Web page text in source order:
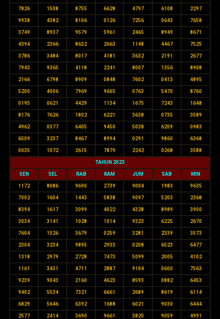
7826 1508 8755 6628 4797 6108 2297
9938 4382 8106 0126 7256 0643 7658
3749 8937 9579 5961 2465 8949 8671
4394 2366 8632 2663 1148 4467 7525
3786 3484 8017 4181 3632 2191 2677
7943 9365 4118 2241 8007 1356 8908
2166 6798 8909 0848 7602 0413 4895
5200 4006 7969 9605 0763 5470 8760
0195 0621 4429 1134 1675 7243 1648
8176 7626 1802 6221 3638 0735 3589
4962 0377 6405 9450 5038 6209 0983
6509 3237 8467 8994 0291 9860 6368
0035 1072 2615 7879 2242 0268 3588
TAHUN 2023
SEN SEL RAB KAM JUM SAB MIN
1172 8086 9690 2739 9004 1983 9635
7002 1604 1443 5838 9097 5203 2368
8394 1617 3099 4022 4328 8989 3900
3034 3141 1028 1014 9323 6225 2670
7604 1526 3679 0259 3281 2339 3573
2304 3234 9895 2933 0208 6523 6477
1318 2979 2728 7473 5099 2005 4102
1161 3431 4711 2887 9104 0600 7563
9239 9043 2160 4623 8593 0882 6453
9402 5534 7321 6661 2689 8619 6114
6829 5646 6392 1688 6021 9030 6444
2577 2414 3690 9661 3820 9059 4991